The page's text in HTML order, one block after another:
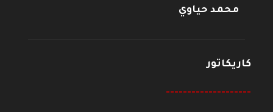
محمد حياوي
كاريكاتور
--------------------